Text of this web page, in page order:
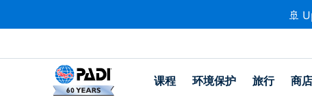
🚢
课程 环境保护 旅行 商店